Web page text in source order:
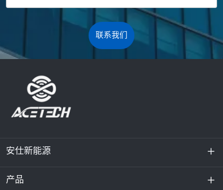
联系我们
安仕新能源
关于我们
产品